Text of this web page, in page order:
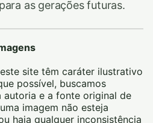
as gerações futuras.
site têm caráter ilustrativo
possível, buscamos
e a fonte original de
imagem não esteja
haja qualquer inconsistência